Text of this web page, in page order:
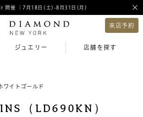
開催 ｜7月18日(土)-8月31日(月)
来店予約
ジュエリー 店舗を探す
ワイトゴールド
（LD690KN）